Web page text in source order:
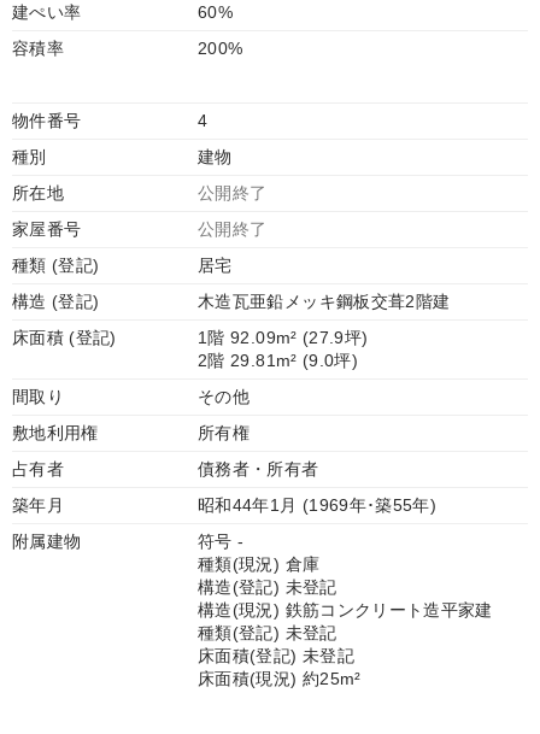
建ぺい率
60%
容積率
200%
物件番号
4
種別
建物
所在地
公開終了
家屋番号
公開終了
種類 (登記)
居宅
構造 (登記)
木造瓦亜鉛メッキ鋼板交葺2階建
床面積 (登記)
1階 92.09m² (27.9坪)
2階 29.81m² (9.0坪)
間取り
その他
敷地利用権
所有権
占有者
債務者・所有者
築年月
昭和44年1月 (1969年･築55年)
附属建物
符号 -
種類(現況) 倉庫
構造(登記) 未登記
構造(現況) 鉄筋コンクリート造平家建
種類(登記) 未登記
床面積(登記) 未登記
床面積(現況) 約25m²